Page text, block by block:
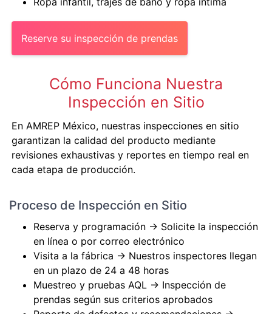
Reserve su inspección de prendas
Cómo Funciona Nuestra
Inspección en Sitio
En AMREP México, nuestras inspecciones en sitio
garantizan la calidad del producto mediante
revisiones exhaustivas y reportes en tiempo real en
cada etapa de producción.
Proceso de Inspección en Sitio
Reserva y programación → Solicite la inspección
en línea o por correo electrónico
Visita a la fábrica → Nuestros inspectores llegan
en un plazo de 24 a 48 horas
Muestreo y pruebas AQL → Inspección de
prendas según sus criterios aprobados